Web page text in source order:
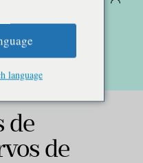
de
de
language